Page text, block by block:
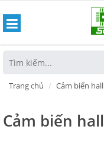
Trang chủ Cảm biến hall
Cảm biến hall